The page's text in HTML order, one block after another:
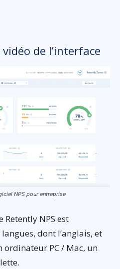
de l’interface
NPS pour entreprise
Retently NPS est
dont l’anglais, et
ordinateur PC / Mac, un